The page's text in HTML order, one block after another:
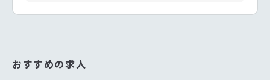
おすすめの求人